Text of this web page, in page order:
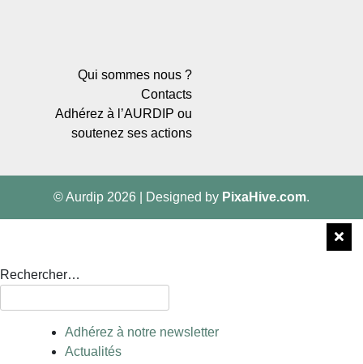
Qui sommes nous ?
Contacts
Adhérez à l’AURDIP ou
soutenez ses actions
© Aurdip 2026 Designed by PixaHive.com.
Rechercher…
Adhérez à notre newsletter
Actualités